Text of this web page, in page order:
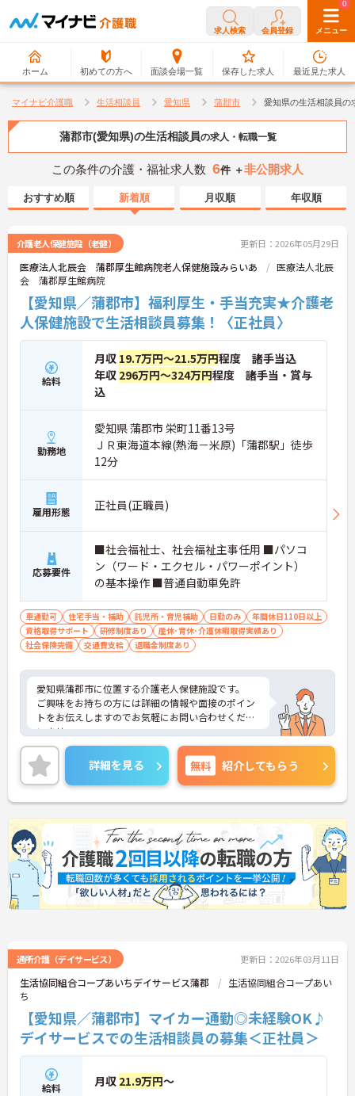
求人検索 会員登録 メニュー
ホーム 初めての方へ 面談会場一覧
0
保存した求人
0
最近見た求人
マイナビ介護職 生活相談員 愛知県 蒲郡市 愛知県の生活相談員の
蒲郡市(愛知県)の生活相談員の求人・転職一覧
この条件の介護・福祉求人数 6件 ＋非公開求人
おすすめ順 新着順 月収順 年収順
介護老人保健施設（老健） 更新日：2026年05月29日
医療法人北辰会 蒲郡厚生館病院老人保健施設みらいあ
医療法人北辰
会 蒲郡厚生館病院
【愛知県／蒲郡市】福利厚生・手当充実★介護老
人保健施設で生活相談員募集！〈正社員〉
給料
月収 19.7万円～21.5万円程度 諸手当込
年収 296万円～324万円程度 諸手当・賞与
込
勤務地
愛知県 蒲郡市 栄町11番13号
ＪＲ東海道本線(熱海－米原)「蒲郡駅」徒歩
12分
雇用形態 正社員(正職員)
応募要件
■社会福祉士、社会福祉主事任用 ■パソコ
ン（ワード・エクセル・パワーポイント）
の基本操作 ■普通自動車免許
車通勤可 住宅手当・補助 託児所・育児補助 日勤のみ
年間休日110日以上
資格取得サポート
研修制度あり
産休･育休･介護休暇取得実績あり
社会保険完備
交通費支給 退職金制度あり
愛知県蒲郡市に位置する介護老人保健施設です。
ご興味をお持ちの方には詳細の情報や面接のポイン
トをお伝えしますのでお気軽にお問い合わせくださ
いませ。
詳細を見る 無料 紹介してもらう
通所介護（デイサービス） 更新日：2026年03月11日
生活協同組合コープあいちデイサービス蒲郡
生活協同組合コープあい
ち
【愛知県／蒲郡市】マイカー通勤◎未経験OK♪
デイサービスでの生活相談員の募集＜正社員＞
給料 月収 21.9万円～